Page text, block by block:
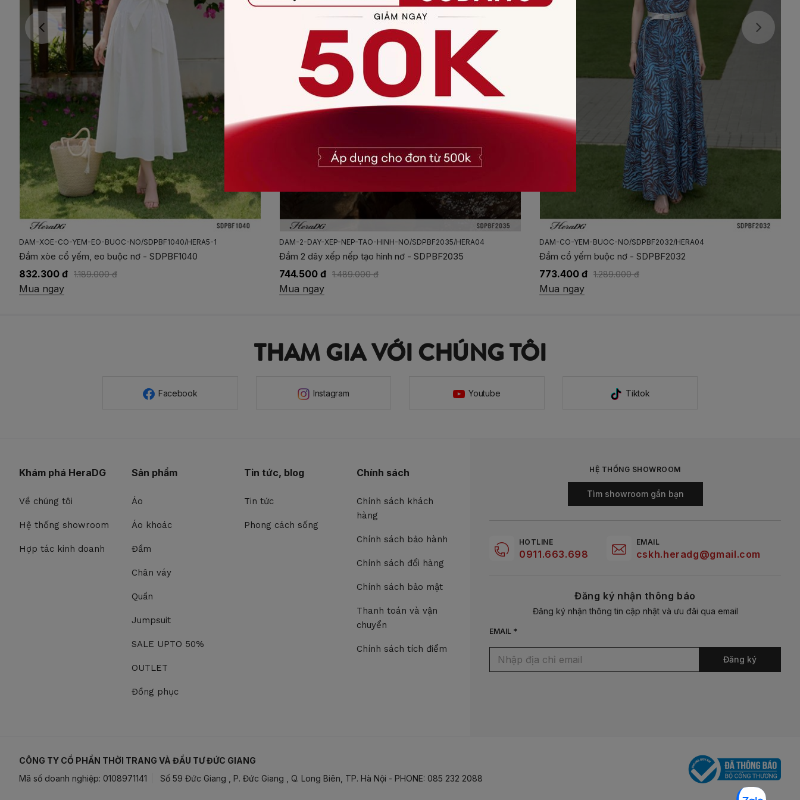
DAM-2-DAY-XEP-NEP-TAO-HINH-NO/SDPBF2035/HERA04
Đầm 2 dây xếp nếp tạo hình nơ - SDPBF2035
744.500 đ 1.489.000 đ
Mua ngay
DAM-CO-YEM-BUOC-NO/SDPBF2032/HERA04
Đầm cổ yếm buộc nơ - SDPBF2032
773.400 đ 1.289.000 đ
Mua ngay
DAM-XOE-PHOI-TO-DINH-HOA-NOI/SDPBF2015/HERA03
Đầm xòe phối tơ đính hoa nổi - SDPBF2015
692.300 đ 989.000 đ
Mua ngay
THAM GIA VỚI CHÚNG TÔI
Facebook Instagram Youtube Tiktok
Khám phá HeraDG
Về chúng tôi
Hệ thống showroom
Hợp tác kinh doanh
Sản phẩm
Áo
Áo khoác
Đầm
Chân váy
Quần
Jumpsuit
SALE UPTO 50%
OUTLET
Đồng phục
Tin tức, blog
Tin tức
Phong cách sống
Chính sách
Chính sách khách
hàng
Chính sách bảo hành
Chính sách đổi hàng
Chính sách bảo mật
Thanh toán và vận
chuyển
Chính sách tích điểm
HỆ THỐNG SHOWROOM
Tìm showroom gần bạn
HOTLINE
0911.663.698
EMAIL
cskh.heradg@gmail.com
Đăng ký nhận thông báo
Đăng ký nhận thông tin cập nhật và ưu đãi qua email
EMAIL *
Đăng ký
CÔNG TY CỔ PHẦN THỜI TRANG VÀ ĐẦU TƯ ĐỨC GIANG
Mã số doanh nghiệp: 0108971141
Số 59 Đức Giang , P. Đức Giang , Q. Long Biên, TP. Hà Nội - PHONE: 085 232 2088